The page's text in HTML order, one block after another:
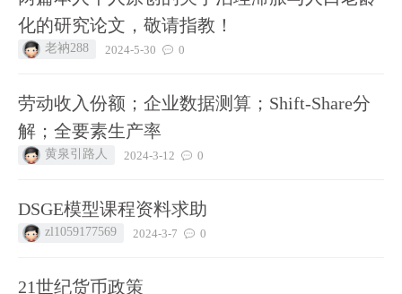
化的研究论文，敬请指教！
老衲288 2024-5-30 0
劳动收入份额；企业数据测算；Shift-Share分
解；全要素生产率
黄泉引路人 2024-3-12 0
DSGE模型课程资料求助
zl1059177569 2024-3-7 0
21世纪货币政策